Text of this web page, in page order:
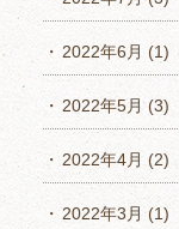
2022年6月 (1)
2022年5月 (3)
2022年4月 (2)
2022年3月 (1)